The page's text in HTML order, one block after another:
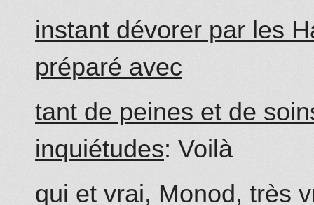
instant dévorer par les
préparé avec
tant de peines et de
inquiétudes: Voilà
qui et vrai, Monod, très